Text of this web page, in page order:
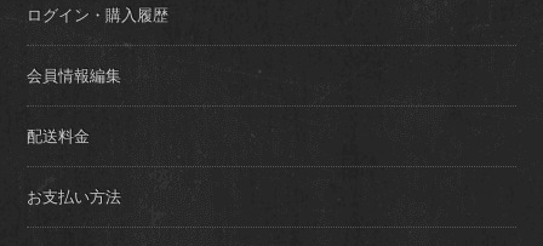
ログイン・購入履歴
会員情報編集
配送料金
お支払い方法